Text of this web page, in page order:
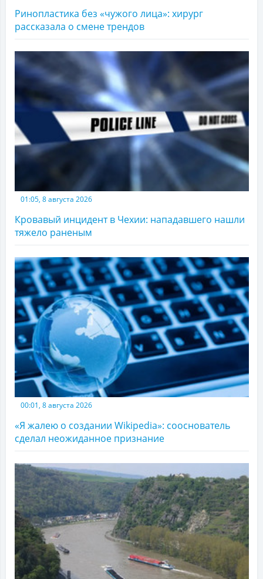
Ринопластика без «чужого лица»: хирург
рассказала о смене трендов
01:05, 8 августа 2026
Кровавый инцидент в Чехии: нападавшего нашли
тяжело раненым
00:01, 8 августа 2026
«Я жалею о создании Wikipedia»: сооснователь
сделал неожиданное признание